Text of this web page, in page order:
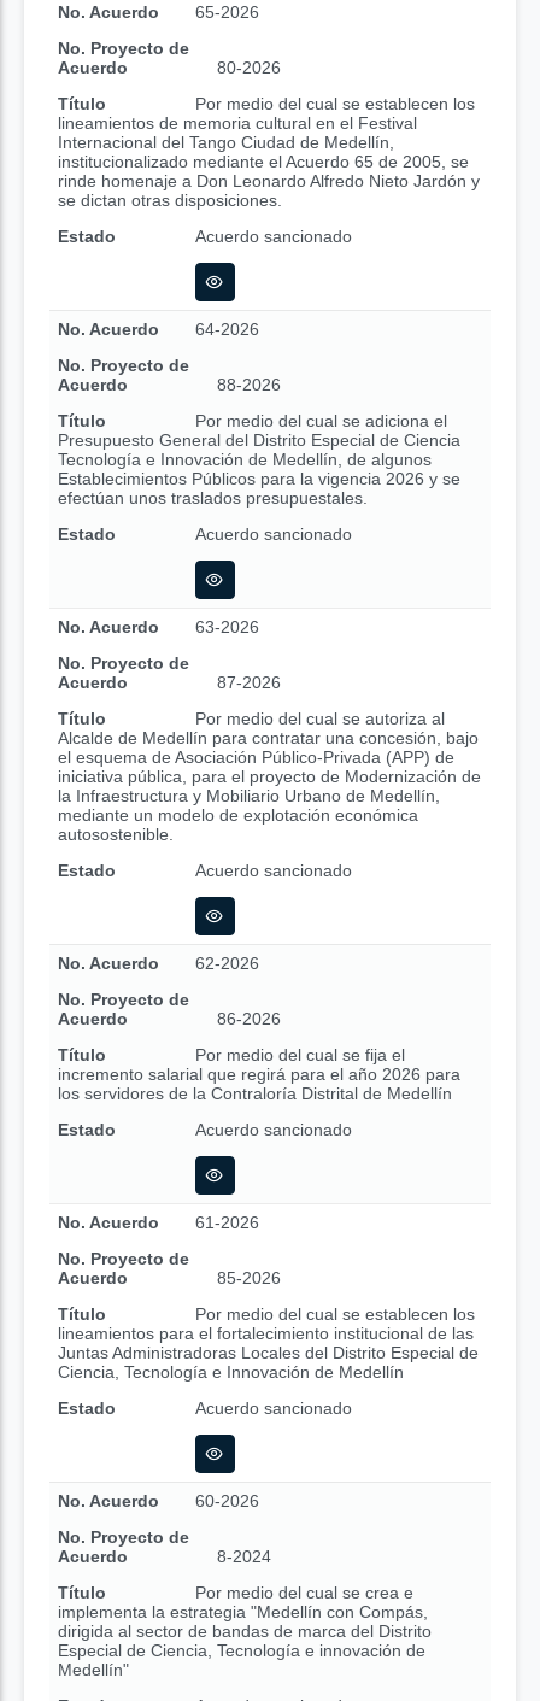
No. Acuerdo
65-2026
No. Proyecto de
Acuerdo
80-2026
Título
Por medio del cual se establecen los
lineamientos de memoria cultural en el Festival
Internacional del Tango Ciudad de Medellín,
institucionalizado mediante el Acuerdo 65 de 2005, se
rinde homenaje a Don Leonardo Alfredo Nieto Jardón y
se dictan otras disposiciones.
Estado
Acuerdo sancionado
No. Acuerdo
64-2026
No. Proyecto de
Acuerdo
88-2026
Título
Por medio del cual se adiciona el
Presupuesto General del Distrito Especial de Ciencia
Tecnología e Innovación de Medellín, de algunos
Establecimientos Públicos para la vigencia 2026 y se
efectúan unos traslados presupuestales.
Estado
Acuerdo sancionado
No. Acuerdo
63-2026
No. Proyecto de
Acuerdo
87-2026
Título
Por medio del cual se autoriza al
Alcalde de Medellín para contratar una concesión, bajo
el esquema de Asociación Público-Privada (APP) de
iniciativa pública, para el proyecto de Modernización de
la Infraestructura y Mobiliario Urbano de Medellín,
mediante un modelo de explotación económica
autosostenible.
Estado
Acuerdo sancionado
No. Acuerdo
62-2026
No. Proyecto de
Acuerdo
86-2026
Título
Por medio del cual se fija el
incremento salarial que regirá para el año 2026 para
los servidores de la Contraloría Distrital de Medellín
Estado
Acuerdo sancionado
No. Acuerdo
61-2026
No. Proyecto de
Acuerdo
85-2026
Título
Por medio del cual se establecen los
lineamientos para el fortalecimiento institucional de las
Juntas Administradoras Locales del Distrito Especial de
Ciencia, Tecnología e Innovación de Medellín
Estado
Acuerdo sancionado
No. Acuerdo
60-2026
No. Proyecto de
Acuerdo
8-2024
Título
Por medio del cual se crea e
implementa la estrategia "Medellín con Compás,
dirigida al sector de bandas de marca del Distrito
Especial de Ciencia, Tecnología e innovación de
Medellín"